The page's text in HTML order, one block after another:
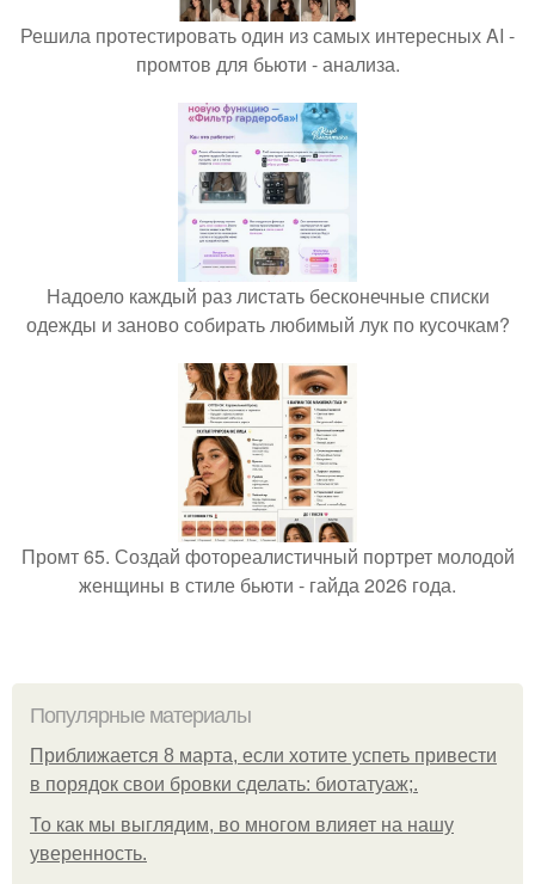
Решила протестировать один из самых интересных AI -
промтов для бьюти - анализа.
Надоело каждый раз листать бесконечные списки
одежды и заново собирать любимый лук по кусочкам?
Промт 65. Создай фотореалистичный портрет молодой
женщины в стиле бьюти - гайда 2026 года.
Популярные материалы
Приближается 8 марта, если хотите успеть привести
в порядок свои бровки сделать: биотатуаж;.
То как мы выглядим, во многом влияет на нашу
уверенность.